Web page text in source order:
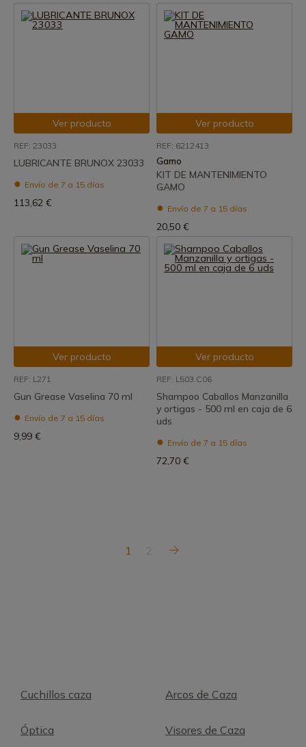
Ver producto
REF: 23033
LUBRICANTE BRUNOX 23033
Envío de 7 a 15 días
113,62 €
Ver producto
REF: 6212413
Gamo
KIT DE MANTENIMIENTO
GAMO
Envío de 7 a 15 días
20,50 €
Ver producto
REF: L271
Gun Grease Vaselina 70 ml
Envío de 7 a 15 días
9,99 €
Ver producto
REF: L503.C06
Shampoo Caballos Manzanilla
y ortigas - 500 ml en caja de 6
uds
Envío de 7 a 15 días
72,70 €
1 2
Cuchillos caza Arcos de Caza
Óptica Visores de Caza